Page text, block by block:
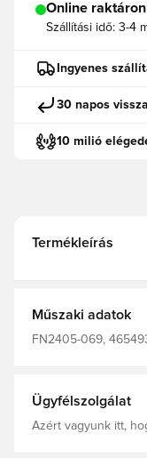
Online raktáron
Szállítási idő: 3-4
Ingyenes
30 napos
10 milió
Termékleírás
Műszaki adatok
FN2405-069,
Ügyfélszolgálat
Azért vagyunk itt,